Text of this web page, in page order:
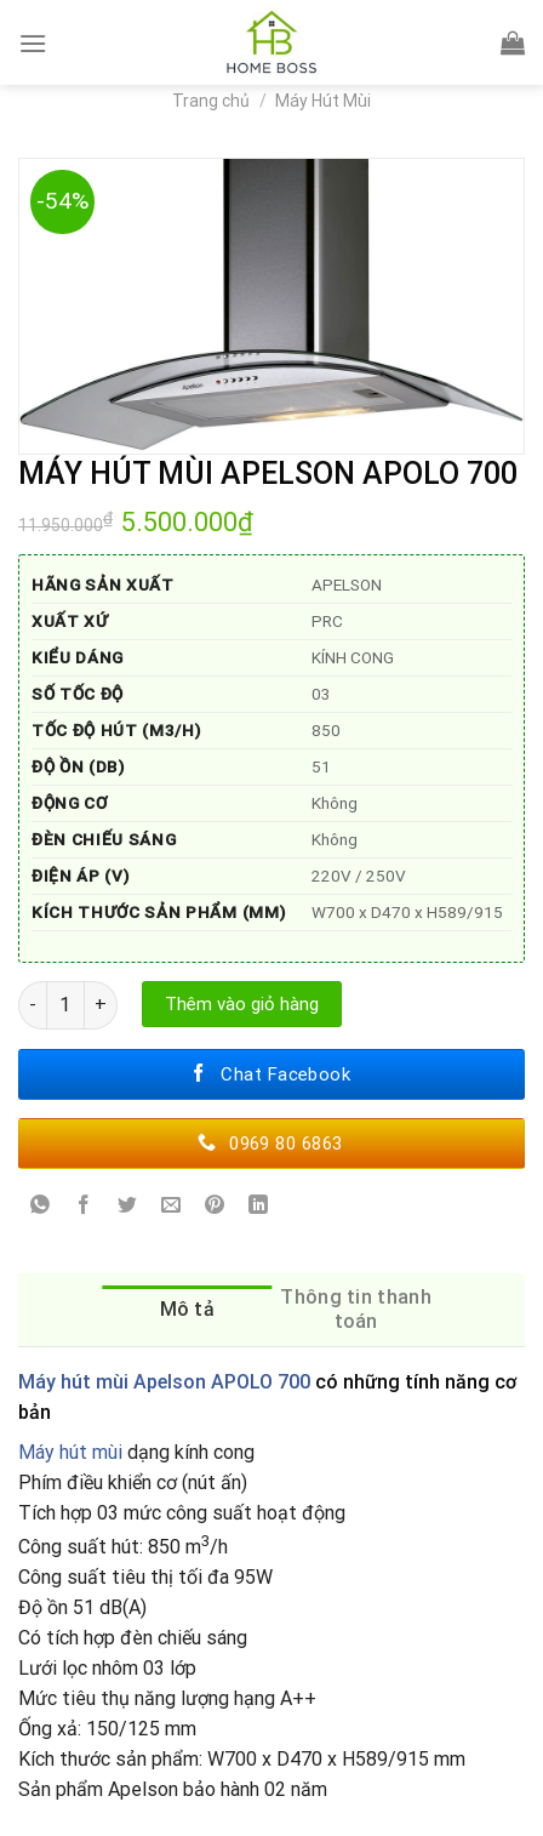
Trang chủ / Máy Hút Mùi
-54%
MÁY HÚT MÙI APELSON APOLO 700
11.950.000₫ Giá
gốc
là:
5.500.000₫Giá
tại
5.500.000₫.
HÃNG SẢN XUẤT
APELSON
XUẤT XỨ
PRC
KIỂU DÁNG
KÍNH CONG
SỐ TỐC ĐỘ
03
TỐC ĐỘ HÚT (M3/H)
850
ĐỘ ỒN (DB)
51
ĐỘNG CƠ
Không
ĐÈN CHIẾU SÁNG
Không
ĐIỆN ÁP (V)
220V / 250V
KÍCH THƯỚC SẢN PHẨM (MM)
W700 x D470 x H589/915
MÁY HÚT MÙI APELSON APOLO 700 số lượng
Thêm vào giỏ hàng
Chat Facebook
0969 80 6863
Mô tả
Thông tin thanh
toán
Máy hút mùi Apelson APOLO 700 có những tính năng cơ
bản
Máy hút mùi dạng kính cong
Phím điều khiển cơ (nút ấn)
Tích hợp 03 mức công suất hoạt động
Công suất hút: 850 m3/h
Công suất tiêu thị tối đa 95W
Độ ồn 51 dB(A)
Có tích hợp đèn chiếu sáng
Lưới lọc nhôm 03 lớp
Mức tiêu thụ năng lượng hạng A++
Ống xả: 150/125 mm
Kích thước sản phẩm: W700 x D470 x H589/915 mm
Sản phẩm Apelson bảo hành 02 năm